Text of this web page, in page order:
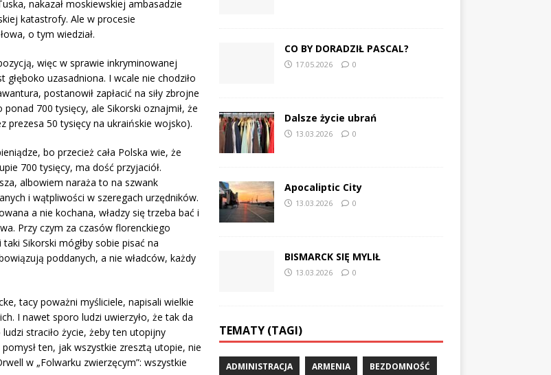
nakazał moskiewskiej ambasadzie
katastrofy. Ale w procesie
o tym wiedział.
więc w sprawie inkryminowanej
uzasadniona. I wcale nie chodziło
postanowił zapłacić na siły zbrojne
700 tysięcy, ale Sikorski oznajmił, że
prezesa 50 tysięcy na ukraińskie wojsko).
bo przecież cała Polska wie, że
700 tysięcy, ma dość przyjaciół.
albowiem naraża to na szwank
i wątpliwości w szeregach urzędników.
a nie kochana, władzy się trzeba bać i
Przy czym za czasów florenckiego
Sikorski mógłby sobie pisać na
poddanych, a nie władców, każdy
tacy poważni myśliciele, napisali wielkie
I nawet sporo ludzi uwierzyło, że tak da
straciło życie, żeby ten utopijny
ten, jak wszystkie zresztą utopie, nie
w „Folwarku zwierzęcym”: wszystkie
CO BY DORADZIŁ PASCAL?
17.05.2026 0
Dalsze życie ubrań
13.03.2026 0
Apocaliptic City
13.03.2026 0
BISMARCK SIĘ MYLIŁ
13.03.2026 0
TEMATY (TAGI)
ADMINISTRACJA ARMENIA BEZDOMNOŚĆ